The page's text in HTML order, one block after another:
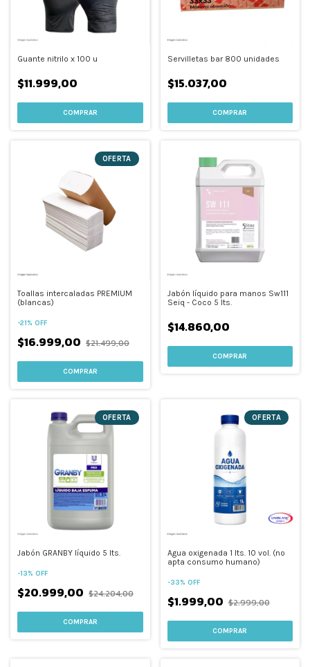
Guante nitrilo x 100 u
$11.999,00
COMPRAR
Servilletas bar 800 unidades
$15.037,00
OFERTA
Toallas intercaladas PREMIUM
(blancas)
-21% OFF
$16.999,00 $21.499,00
Jabón líquido para manos Sw111
Seiq - Coco 5 lts.
$14.860,00
OFERTA
Jabón GRANBY líquido 5 lts.
-13% OFF
$20.999,00 $24.204,00
OFERTA
Agua oxigenada 1 lts. 10 vol. (no
apta consumo humano)
-33% OFF
$1.999,00 $2.999,00